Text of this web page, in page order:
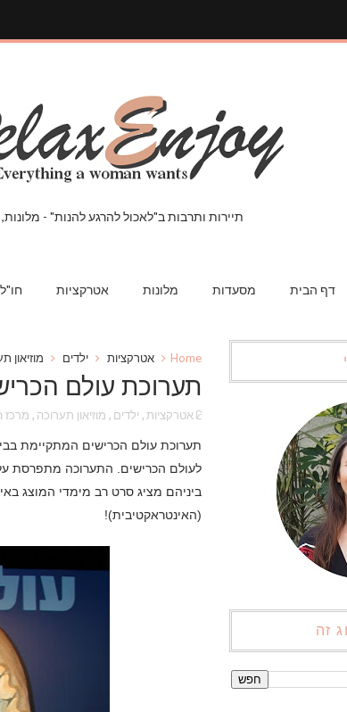
תיירות ותרבות ב"לאכול להרגע להנות" -
דף הבית מסעדות מלונות אטרקציות חו"ל
Home אטרקציות ילדים מוזיאון
תערוכת עולם
אטרקציות , ילדים , מוזיאון תערוכה , מרכז
לעולם הכרישים. התערוכה מתפרסת
ביניהם מציג סרט רב מימדי המוצג
(האינטראקטיבית)!
זה